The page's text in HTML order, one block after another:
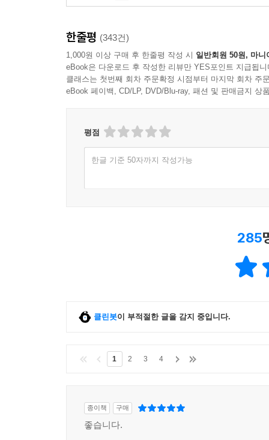
한줄평 (343건)
1,000원 이상 구매 후 한줄평 작성 시 일반회원 50원, 마니
eBook은 다운로드 후 작성한 리뷰만 YES포인트 지급됩니
클래스는 첫번째 회차 주문확정 시점부터 마지막 회차 주
eBook 페이백, CD/LP, DVD/Blu-ray, 패션 및 판매금지 상
평점
한글 기준 50자까지 작성가능
285
클린봇이 부적절한 글을 감지 중입니다.
1 2 3 4
종이책 구매
좋습니다.